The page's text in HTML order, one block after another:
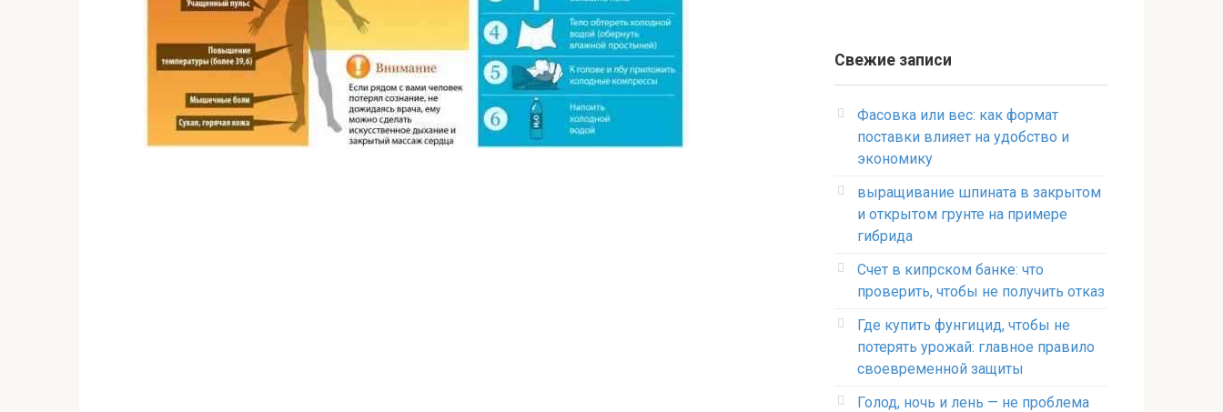
Свежие записи
Фасовка или вес: как формат
поставки влияет на удобство и
экономику
выращивание шпината в закрытом
и открытом грунте на примере
гибрида
Счет в кипрском банке: что
проверить, чтобы не получить отказ
Где купить фунгицид, чтобы не
потерять урожай: главное правило
своевременной защиты
Голод, ночь и лень — не проблема